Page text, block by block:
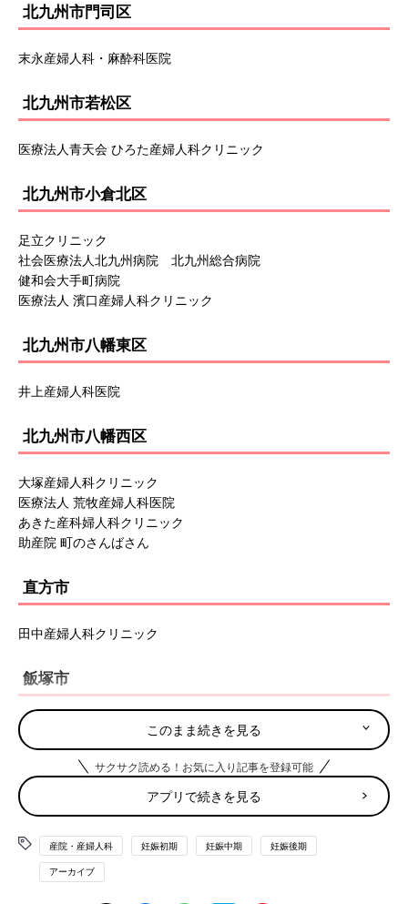
北九州市門司区
末永産婦人科・麻酔科医院
北九州市若松区
医療法人青天会 ひろた産婦人科クリニック
北九州市小倉北区
足立クリニック
社会医療法人北九州病院 北九州総合病院
健和会大手町病院
医療法人 濱口産婦人科クリニック
北九州市八幡東区
井上産婦人科医院
北九州市八幡西区
大塚産婦人科クリニック
医療法人 荒牧産婦人科医院
あきた産科婦人科クリニック
助産院 町のさんばさん
直方市
田中産婦人科クリニック
飯塚市
医療法人産婦人科・麻酔科 すどうクリニック
飯塚病院
医療法人 田中クリニック
久留米市
社会医療法人雪の聖母会 聖マリア病院
医療法人 産科・婦人科 みやじまクリニック
このまま続きを見る
サクサク読める！お気に入り記事を登録可能
アプリで続きを見る
産院・産婦人科 妊娠初期 妊娠中期 妊娠後期
アーカイブ